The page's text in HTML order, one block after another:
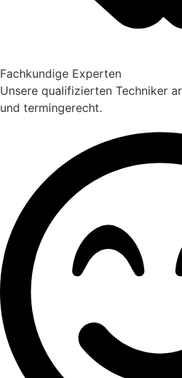
Fachkundige Experten
Unsere qualifizierten Techniker
und termingerecht.